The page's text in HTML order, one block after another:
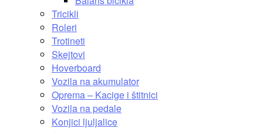
Tricikli
Roleri
Trotineti
Skejtovi
Hoverboard
Vozila na akumulator
Oprema – Kacige i štitnici
Vozila na pedale
Konjici ljuljalice